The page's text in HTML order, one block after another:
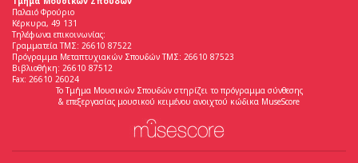
Παλαιό Φρούριο
Κέρκυρα, 49 131
Τηλέφωνα επικοινωνίας:
Γραμματεία ΤΜΣ: 26610 87522
Πρόγραμμα Μεταπτυχιακών Σπουδών ΤΜΣ: 26610 87523
Βιβλιοθήκη: 26610 87512
Fax: 26610 26024
Το Τμήμα Μουσικών Σπουδών στηρίζει το πρόγραμμα σύνθεσης
& επεξεργασίας μουσικού κειμένου ανοιχτού κώδικα MuseScore